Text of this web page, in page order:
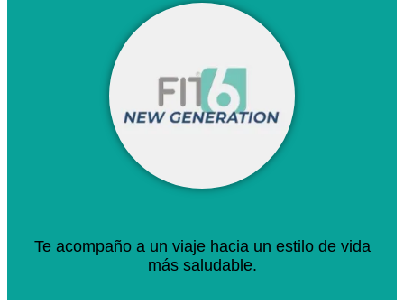
Te acompaño a un viaje hacia un estilo de vida
más saludable.